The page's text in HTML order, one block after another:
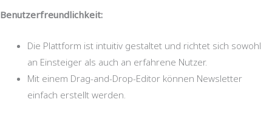
Benutzerfreundlichkeit:
Die Plattform ist intuitiv gestaltet und richtet sich sowohl
an Einsteiger als auch an erfahrene Nutzer.
Mit einem Drag-and-Drop-Editor können Newsletter
einfach erstellt werden.